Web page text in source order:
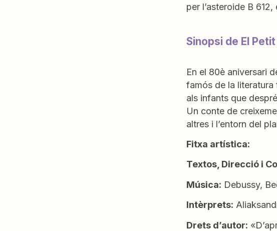
per l’asteroide B
Sinopsi de El
En el 80è aniversari
famós de la
als infants que
Un conte de
altres i l’entorn del
Fitxa artística:
Textos, Direcció i
Música: Debussy,
Intèrprets:
Drets d’autor: